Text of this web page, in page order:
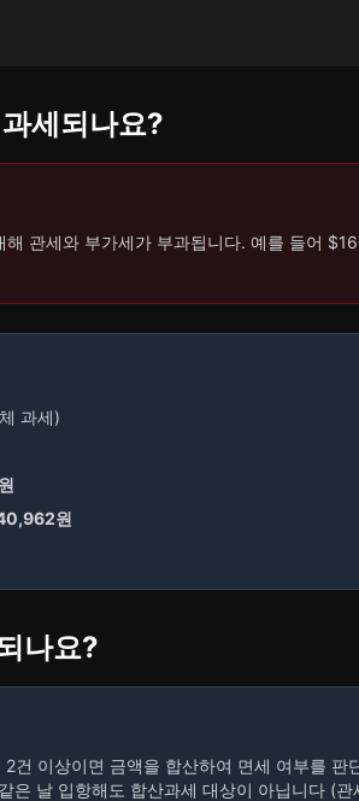
세되나요?
해 관세와 부가세가 부과됩니다. 예를 들어
과세)
원
나요?
건 이상이면 금액을 합산하여 면세 여부를 판
은 날 입항해도 합산과세 대상이 아닙니다 (관